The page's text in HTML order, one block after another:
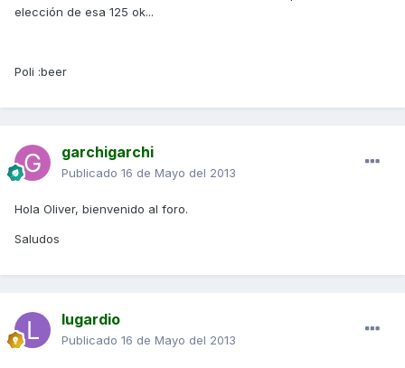
elección de esa 125 ok...
Poli :beer
garchigarchi
Publicado 16 de Mayo del 2013
Hola Oliver, bienvenido al foro.
Saludos
lugardio
Publicado 16 de Mayo del 2013